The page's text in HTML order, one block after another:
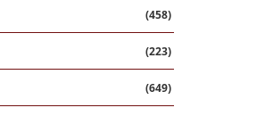
(458)
(223)
(649)